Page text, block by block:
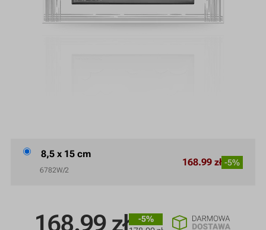
168.99 zł
-5%
8,5 x 15 cm
6782W/2
168.99 zł -5%